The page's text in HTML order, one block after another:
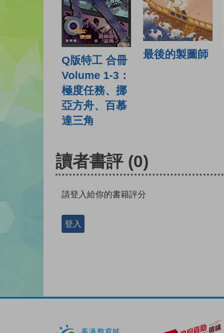
Q版特工 合冊
Volume 1-3：
極度任務、挪
亞方舟、百慕
達三角
最後的製圖師
讀者書評 (0)
請登入給你的書籍評分
登入